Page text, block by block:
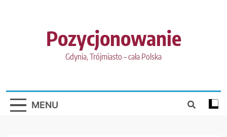
Pozycjonowanie
Gdynia, Trójmiasto – cała Polska
MENU